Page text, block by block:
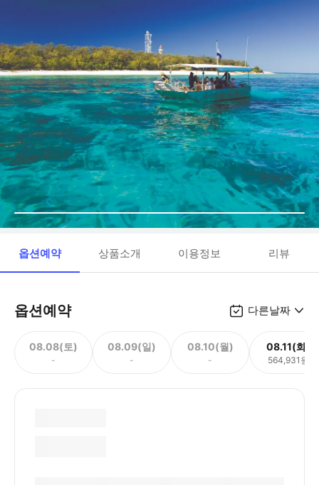
옵션예약 상품소개 이용정보 리뷰
옵션예약 다른날짜
08.08(토)
-
08.09(일)
-
08.10(월)
-
08.11(화)
564,931원